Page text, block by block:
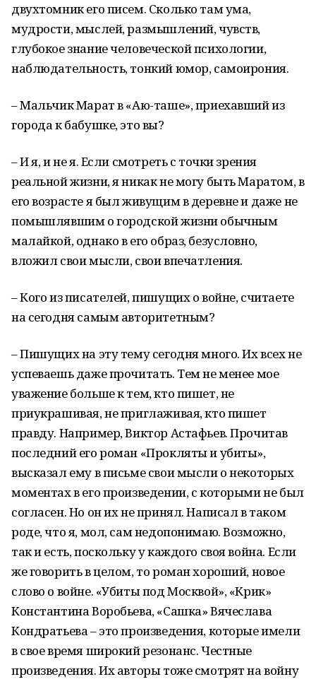
двухтомник его писем. Сколько там ума,
мудрости, мыслей, размышлений, чувств,
глубокое знание человеческой психологии,
наблюдательность, тонкий юмор, самоирония.
– Мальчик Марат в «Аю-таше», приехавший из
города к бабушке, это вы?
– И я, и не я. Если смотреть с точки зрения
реальной жизни, я никак не могу быть Маратом, в
его возрасте я был живущим в деревне и даже не
помышлявшим о городской жизни обычным
малайкой, однако в его образ, безусловно,
вложил свои мысли, свои впечатления.
– Кого из писателей, пишущих о войне, считаете
на сегодня самым авторитетным?
– Пишущих на эту тему сегодня много. Их всех не
успеваешь даже прочитать. Тем не менее мое
уважение больше к тем, кто пишет, не
приукрашивая, не приглаживая, кто пишет
правду. Например, Виктор Астафьев. Прочитав
последний его роман «Прокляты и убиты»,
высказал ему в письме свои мысли о некоторых
моментах в его произведении, с которыми не был
согласен. Но он их не принял. Написал в таком
роде, что я, мол, сам недопонимаю. Возможно,
так и есть, поскольку у каждого своя война. Если
же говорить в целом, то роман хороший, новое
слово о войне. «Убиты под Москвой», «Крик»
Константина Воробьева, «Сашка» Вячеслава
Кондратьева – это произведения, которые имели
в свое время широкий резонанс. Честные
произведения. Их авторы тоже смотрят на войну